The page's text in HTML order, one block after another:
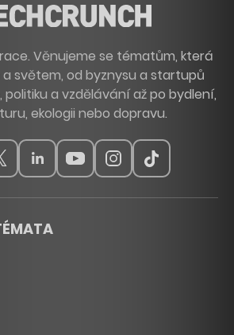
Věnujeme se tématům, která
světem, od byznysu a startupů
a vzdělávání až po bydlení,
ekologii nebo dopravu.